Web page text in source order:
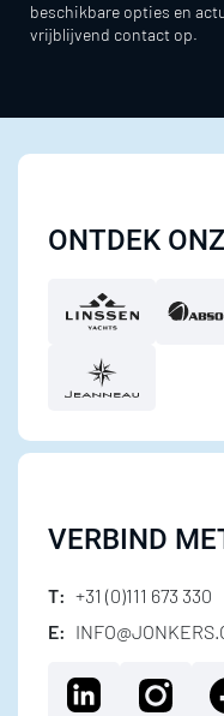
beschikbare opties en
vrijblijvend contact op.
ONTDEK
VERBIND
T: +31 (0)111 673 330
E: